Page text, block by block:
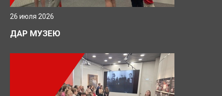
26 июля 2026
ДАР МУЗЕЮ